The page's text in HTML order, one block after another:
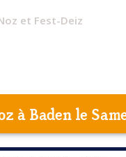
et Fest-Deiz
àBadenle